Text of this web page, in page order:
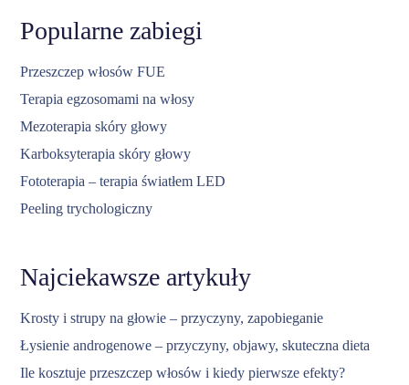
Popularne zabiegi
Przeszczep włosów FUE
Terapia egzosomami na włosy
Mezoterapia skóry głowy
Karboksyterapia skóry głowy
Fototerapia – terapia światłem LED
Peeling trychologiczny
Najciekawsze artykuły
Krosty i strupy na głowie – przyczyny, zapobieganie
Łysienie androgenowe – przyczyny, objawy, skuteczna dieta
Ile kosztuje przeszczep włosów i kiedy pierwsze efekty?